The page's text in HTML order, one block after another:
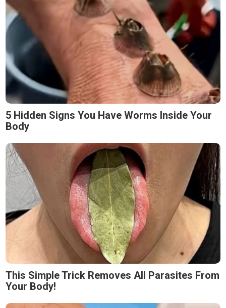
5 Hidden Signs You Have Worms Inside Your
Body
This Simple Trick Removes All Parasites From
Your Body!